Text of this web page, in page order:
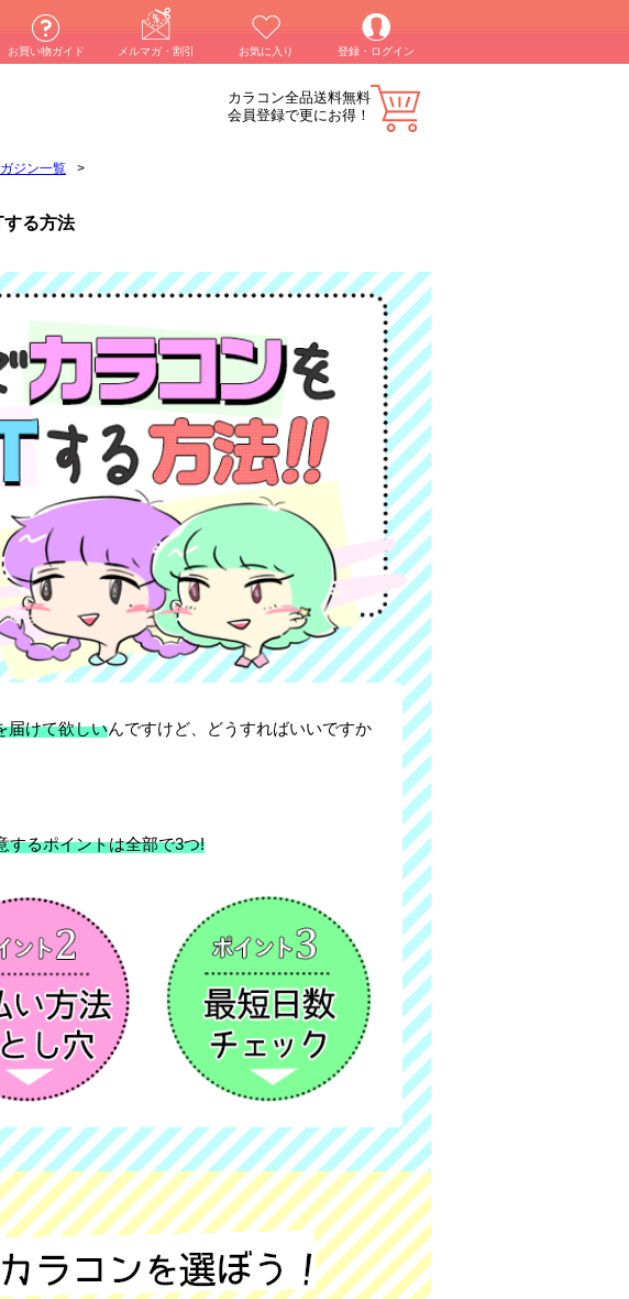
お買い物ガイド メルマガ・割引 お気に入り 登録・ログイン
カラコン全品送料無料
会員登録で更にお得！
ジン一覧
>
する方法
届けて欲しいんですけど、どうすればいいですか
するポイントは全部で3つ!